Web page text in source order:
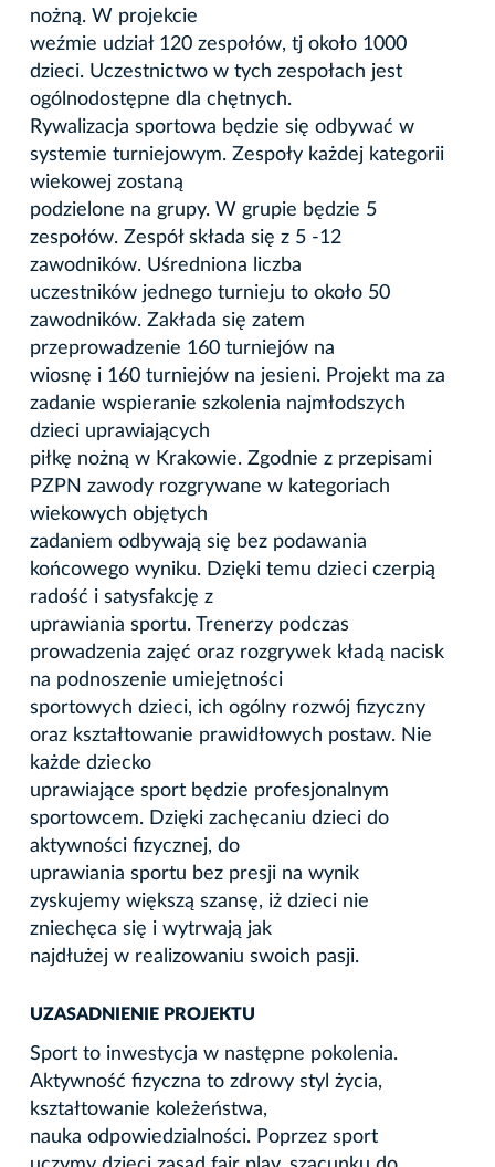
nożną. W projekcie
weźmie udział 120 zespołów, tj około 1000
dzieci. Uczestnictwo w tych zespołach jest
ogólnodostępne dla chętnych.
Rywalizacja sportowa będzie się odbywać w
systemie turniejowym. Zespoły każdej kategorii
wiekowej zostaną
podzielone na grupy. W grupie będzie 5
zespołów. Zespół składa się z 5 -12
zawodników. Uśredniona liczba
uczestników jednego turnieju to około 50
zawodników. Zakłada się zatem
przeprowadzenie 160 turniejów na
wiosnę i 160 turniejów na jesieni. Projekt ma za
zadanie wspieranie szkolenia najmłodszych
dzieci uprawiających
piłkę nożną w Krakowie. Zgodnie z przepisami
PZPN zawody rozgrywane w kategoriach
wiekowych objętych
zadaniem odbywają się bez podawania
końcowego wyniku. Dzięki temu dzieci czerpią
radość i satysfakcję z
uprawiania sportu. Trenerzy podczas
prowadzenia zajęć oraz rozgrywek kładą nacisk
na podnoszenie umiejętności
sportowych dzieci, ich ogólny rozwój fizyczny
oraz kształtowanie prawidłowych postaw. Nie
każde dziecko
uprawiające sport będzie profesjonalnym
sportowcem. Dzięki zachęcaniu dzieci do
aktywności fizycznej, do
uprawiania sportu bez presji na wynik
zyskujemy większą szansę, iż dzieci nie
zniechęca się i wytrwają jak
najdłużej w realizowaniu swoich pasji.
UZASADNIENIE PROJEKTU
Sport to inwestycja w następne pokolenia.
Aktywność fizyczna to zdrowy styl życia,
kształtowanie koleżeństwa,
nauka odpowiedzialności. Poprzez sport